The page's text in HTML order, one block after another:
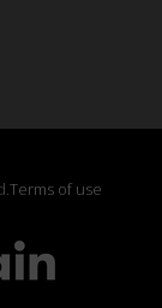
Terms of use